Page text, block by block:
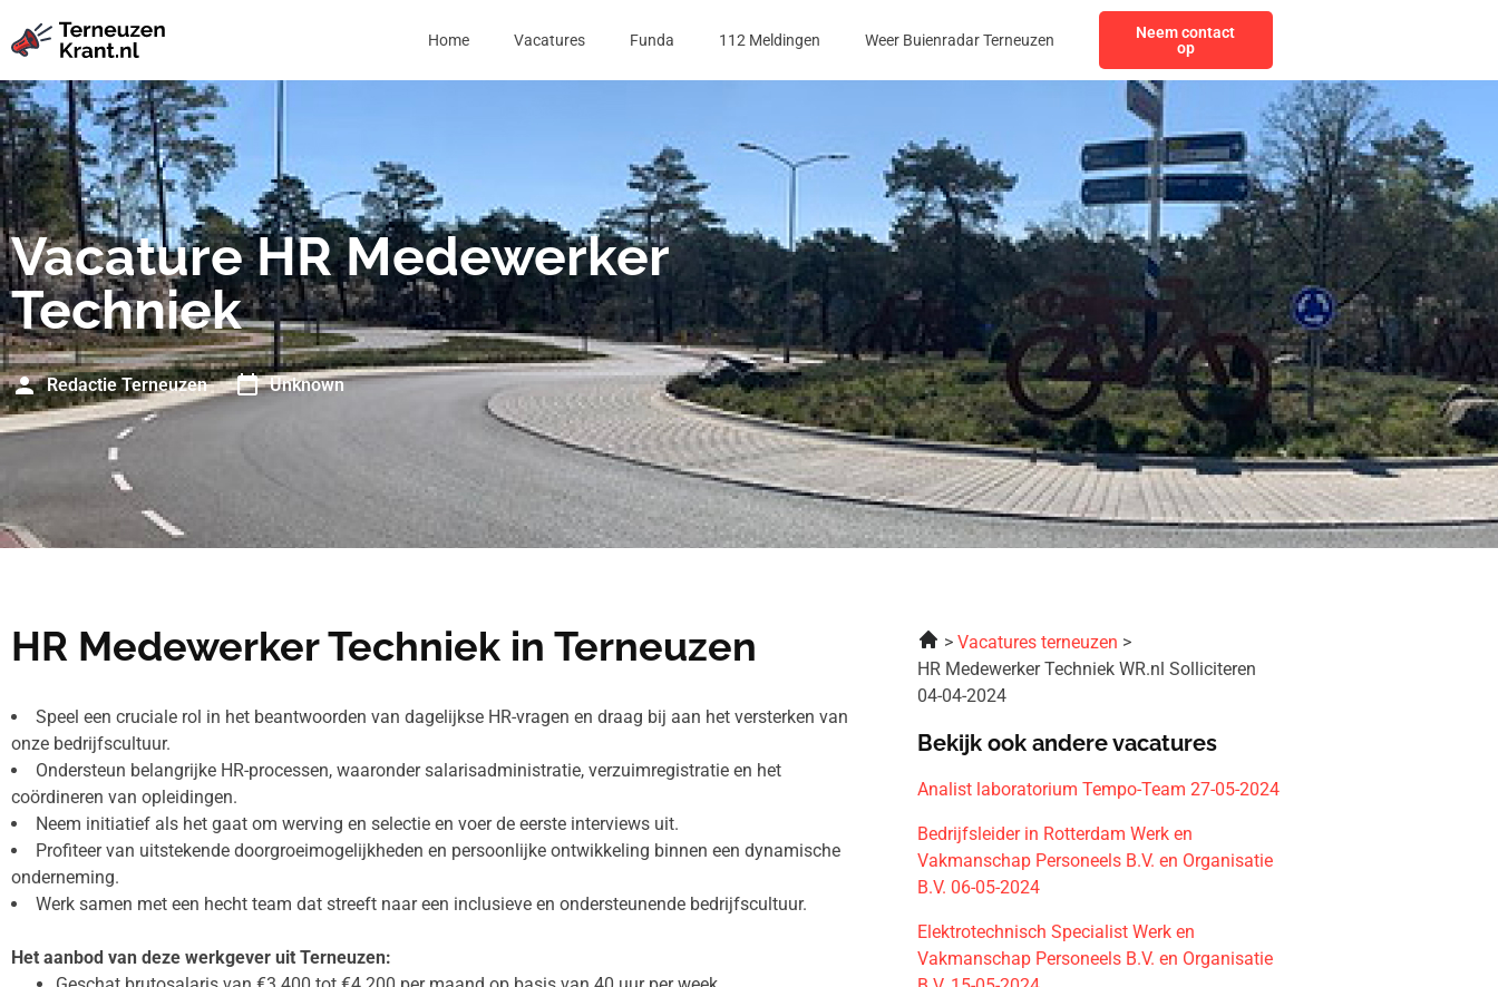
Home Vacatures Funda 112 Meldingen Weer Buienradar Terneuzen
Neem contact
op
Vacature HR Medewerker
Techniek
Redactie Terneuzen Unknown
HR Medewerker Techniek in Terneuzen
Speel een cruciale rol in het beantwoorden van dagelijkse HR-vragen en draag bij aan het versterken van
onze bedrijfscultuur.
Ondersteun belangrijke HR-processen, waaronder salarisadministratie, verzuimregistratie en het
coördineren van opleidingen.
Neem initiatief als het gaat om werving en selectie en voer de eerste interviews uit.
Profiteer van uitstekende doorgroeimogelijkheden en persoonlijke ontwikkeling binnen een dynamische
onderneming.
Werk samen met een hecht team dat streeft naar een inclusieve en ondersteunende bedrijfscultuur.
Het aanbod van deze werkgever uit Terneuzen:
Vacatures terneuzen
HR Medewerker Techniek WR.nl Solliciteren
04-04-2024
Bekijk ook andere vacatures
Analist laboratorium Tempo-Team 27-05-2024
Bedrijfsleider in Rotterdam Werk en
Vakmanschap Personeels B.V. en Organisatie
B.V. 06-05-2024
Elektrotechnisch Specialist Werk en
Vakmanschap Personeels B.V. en Organisatie